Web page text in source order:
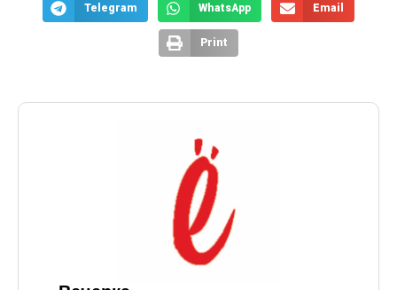
Telegram WhatsApp Email
Print